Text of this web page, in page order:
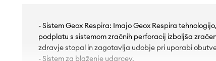
- Sistem Geox Respira: Imajo Geox Respira
podplatu s sistemom zračnih perforacij izboljša
zdravje stopal in zagotavlja udobje pri uporabi
- Sistem za blaženje udarcev.